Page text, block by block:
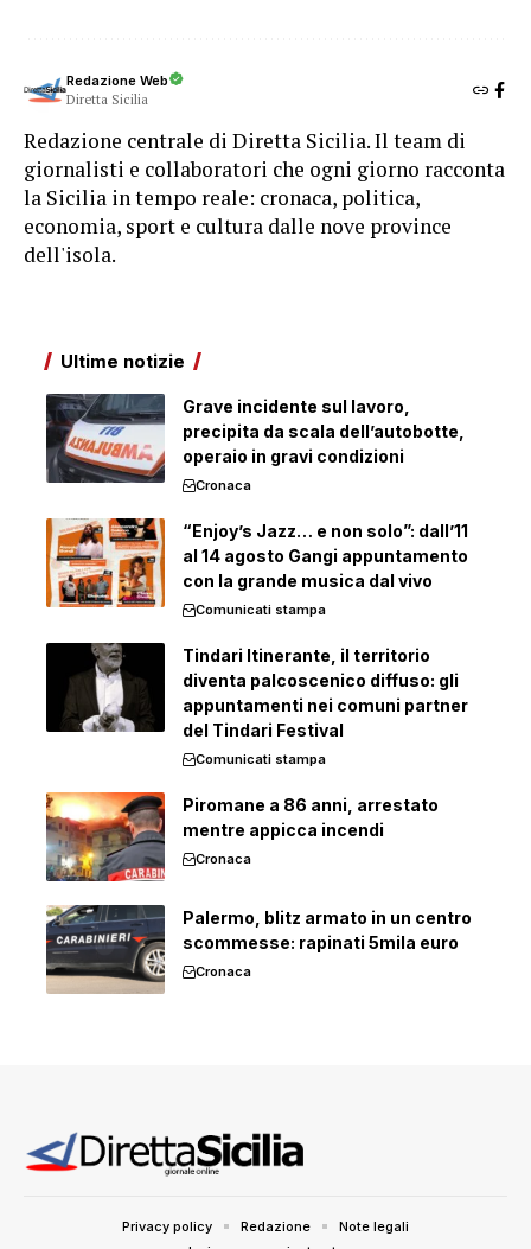
Redazione Web
Diretta Sicilia
Redazione centrale di Diretta Sicilia. Il team di
giornalisti e collaboratori che ogni giorno racconta
la Sicilia in tempo reale: cronaca, politica,
economia, sport e cultura dalle nove province
dell'isola.
Ultime notizie
Grave incidente sul lavoro,
precipita da scala dell’autobotte,
operaio in gravi condizioni
Cronaca
“Enjoy’s Jazz… e non solo”: dall’11
al 14 agosto Gangi appuntamento
con la grande musica dal vivo
Comunicati stampa
Tindari Itinerante, il territorio
diventa palcoscenico diffuso: gli
appuntamenti nei comuni partner
del Tindari Festival
Comunicati stampa
Piromane a 86 anni, arrestato
mentre appicca incendi
Cronaca
Palermo, blitz armato in un centro
scommesse: rapinati 5mila euro
Cronaca
Privacy policy Redazione
Note legali